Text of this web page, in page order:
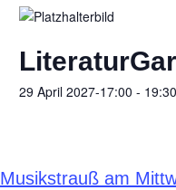
29 April 2027-17:00 - 19:30
Musikstrauß am